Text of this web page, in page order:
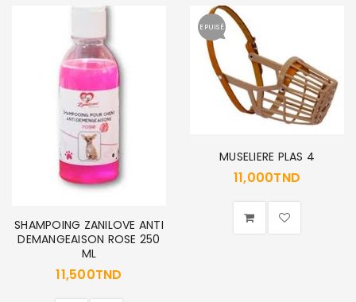
SHAMPOING ZANILOVE ANTI
DEMANGEAISON ROSE 250
ML
11,500TND
EPUISÉ
MUSELIERE PLAS 4
11,000TND